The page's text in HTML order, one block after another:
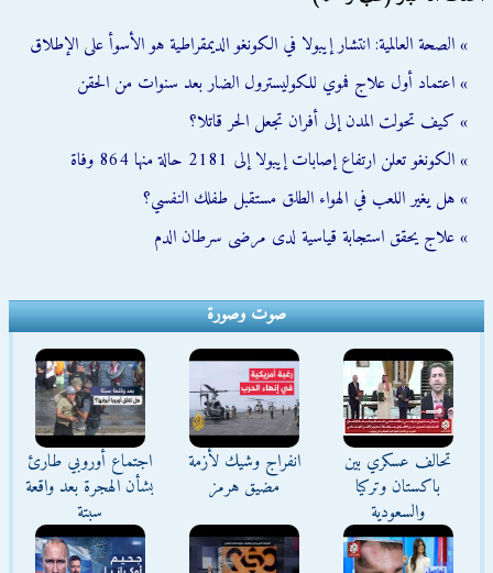
» الصحة العالمية: انتشار إيبولا في الكونغو الديمقراطية هو الأسوأ على الإطلاق
» اعتماد أول علاج فموي للكوليسترول الضار بعد سنوات من الحقن
» كيف تحولت المدن إلى أفران تجعل الحر قاتلا؟
» الكونغو تعلن ارتفاع إصابات إيبولا إلى 2181 حالة منها 864 وفاة
» هل يغير اللعب في الهواء الطلق مستقبل طفلك النفسي؟
» علاج يحقق استجابة قياسية لدى مرضى سرطان الدم
صوت وصورة
تحالف عسكري بين
باكستان وتركيا
والسعودية
انفراج وشيك لأزمة
مضيق هرمز
اجتماع أوروبي طارئ
بشأن الهجرة بعد واقعة
سبتة